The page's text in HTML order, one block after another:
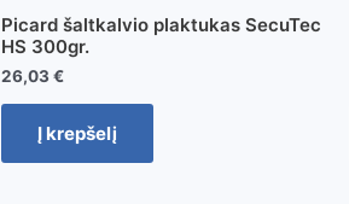
Picard šaltkalvio plaktukas SecuTec
HS 300gr.
26,03 €
Į krepšelį